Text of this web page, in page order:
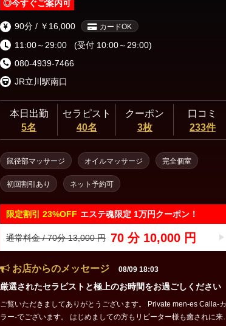
◎今すぐご案内可
90分 / ￥16,000 カードOK
11:00～29:00
(受付 10:00～29:00)
080-4939-7466
JR立川駅南口
本日出勤
5名
セラピスト
40名
クーポン
3枚
口コミ
233件
鼠径部マッサージ オイルマッサージ 完全個室
初回割引あり ネット予約可
限定割引 23%OFF エステ魂限定 1万円クーポン！
通常料金 / 70分 13,000 円 70 分 10,000 円
お店からのメッセージ 08/09 18:03
厳選されたセラピストと極上のお時間をお過ごしください
ご覧いただきましてありがとうございます。 Private men-es Calla-カ
ラー-でございます。 はじめましての方もリピーター様も癒されに来て